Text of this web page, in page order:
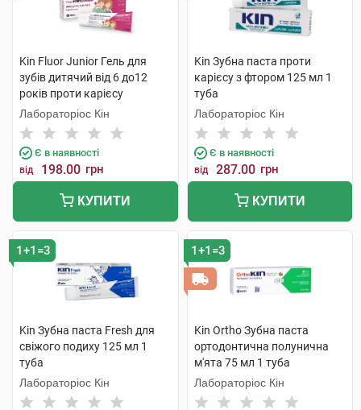
Kin Fluor Junior Гель для
зубів дитячий від 6 до12
років проти карієсу
полуниця 75 мл 1 туба
Лабораторіос Кін
Є в наявності
від 198.00 грн
КУПИТИ
Kin Зубна паста проти
карієсу з фтором 125 мл 1
туба
Лабораторіос Кін
Є в наявності
від 287.00 грн
КУПИТИ
1+1=3
Kin Зубна паста Fresh для
свіжого подиху 125 мл 1
туба
Лабораторіос Кін
1+1=3
Kin Ortho Зубна паста
ортодонтична полунична
м'ята 75 мл 1 туба
Лабораторіос Кін